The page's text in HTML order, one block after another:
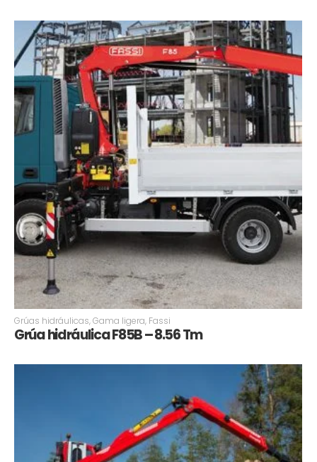
Grúas hidráulicas,Gama ligera, Fassi
Grúa hidráulica F85B – 8.56 Tm